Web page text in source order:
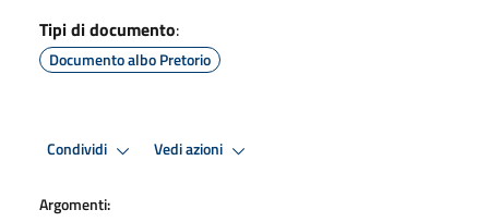
Tipi di documento:
Documento albo Pretorio
Condividi Vedi azioni
Argomenti: